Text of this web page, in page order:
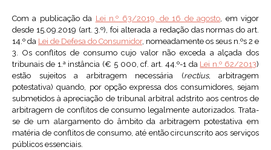
Com a publicação da Lei n.º 63/2019, de 16 de agosto, em vigor
desde 15.09.2019 (art. 3.º), foi alterada a redação das normas do art.
14.º da Lei de Defesa do Consumidor, nomeadamente os seus n.ºs 2 e
3. Os conflitos de consumo cujo valor não exceda a alçada dos
tribunais de 1.ª instância (€ 5 000, cf. art. 44.º-1 da Lei n.º 62/2013)
estão sujeitos a arbitragem necessária (rectius, arbitragem
potestativa) quando, por opção expressa dos consumidores, sejam
submetidos à apreciação de tribunal arbitral adstrito aos centros de
arbitragem de conflitos de consumo legalmente autorizados. Trata-
se de um alargamento do âmbito da arbitragem potestativa em
matéria de conflitos de consumo, até então circunscrito aos serviços
públicos essenciais.